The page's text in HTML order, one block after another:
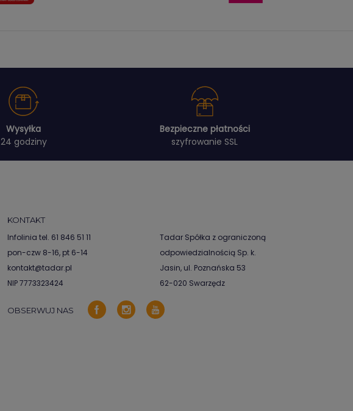
Wysyłka
24 godziny
Bezpieczne płatności
szyfrowanie SSL
KONTAKT
Infolinia tel. 61 846 51 11
pon-czw 8-16, pt 6-14
kontakt@tadar.pl
NIP 7773323424
Tadar Spółka z ograniczoną
odpowiedzialnością Sp. k.
Jasin, ul. Poznańska 53
62-020 Swarzędz
OBSERWUJ NAS